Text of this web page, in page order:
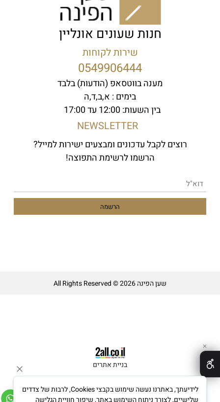
חנות שעונים אונליין
שירות לקוחות
0549906444
מענה בווטסאפ (הודעות) בלבד
בימים : א,ב,ד,ה
בין השעות: 12:00 עד 17:00
NEWSLETTER
רוצים לקבל עדכונים ומבצעים ישירות למייל?
הרשמו לרשימת התפוצה!
שען הפינה All Rights Reserved © 2026
בניית אתרים
✕
לידיעתך, באתרנו נעשה שימוש בקבצי Cookies, לרבות של צדדים
שלישיים, לצורך ניתוח השימוש באתר, שיפור חוויית הגלישה